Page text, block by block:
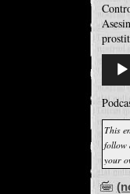
d'àudio
This
follow
your